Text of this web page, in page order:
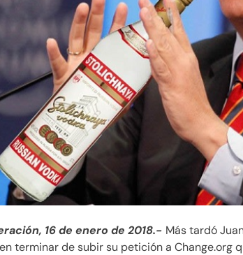
16 de enero de 2018.- Más tardó
terminar de subir su petición a Change.org